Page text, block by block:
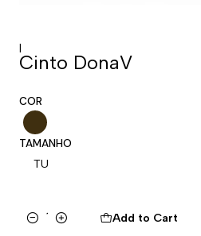
|
Cinto DonaV
COR
TAMANHO
TU
Quantity
Add to Cart